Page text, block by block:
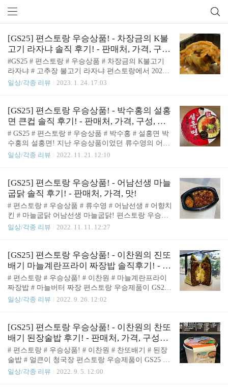
편스토랑 (17)
[GS25] 편스토랑 우승상품! - 차장금의 K불
고기 라자냐 솔직 후기! - 판매처, 가격, 구성,
조리방법, 맛
#GS25 # 편스토랑 # 우승상품 # 차장금의 K불고기
라자냐 # 고추장 불고기 라자냐 편스토랑에서 2023
년 들어 첫번째로 우승상품으로 출시된 것은! 바로
박수홍의 설홍면 이후 콘치즈 쌈장 닭갈비도 맛있게
먹었지만! 그냥 맛있게만 먹고 따로 리뷰는 하지 못
하였다가 간만에 편의점을 들렸는데 편스토랑 우승
상품으로 🤩 판매처 및 가격 편스토랑 우승제품인 차
장금의 K불고기 라자냐는 GS25에서 구매하실 수 있
습니다. K불고기 라자냐의 가격은! 4,900원입니다.
금의 K불고기 라자냐를 구매하시면 펩시 콜라를 증
정품으로 줍니다. 무료로 증정하는 기간은! 202..
일상/각종 리뷰 2023. 1. 24. 17:03
[GS25] 편스토랑 우승상품! - 박수홍의 설홍
면 큰컵 솔직 후기! - 판매처, 가격, 구성, 조
리방법, 맛
# GS25 # 편스토랑 # 우승상품 # 박수홍 # 설홍면 박
수홍의 설홍면! 지난 우승상품이었던 류수영의 어남
선생 마늘굽닭 이후 4주만에 우승상품으로 출시된
각각 출시되었습니다. 박수홍의 얼큰설렁탕라면은
설홍면이란 이름의 컵라면으로 출시가 되었습니다.
🤩 판매처 및 가격 편스토랑 우승제품인 박수홍의 설
홍면 큰컵은 GS25에서 구매하실 수 있습니다. 설홍
면 큰컵의 가격은! 1,600원입니다. 🤩 박수홍의 설홍
면 - 배트맨 콜라 또는 슈퍼맨 사이다 증정! 박수홍의
중 하나를 증정해줍니다. 🤩 박수홍의 설홍면 - 구성
박수홍의 설홍면 구성은 컵라면 용기, 컵라면 면,..
일상/각종 리뷰 2022. 11. 21. 12:10
[GS25] 편스토랑 우승상품! - 어남선생 마늘
굽닭 솔직 후기! - 판매처, 가격, 맛!
# 편스토랑 # 우승상품 # 류수영 # 어남선생 # 어향치
킨 # 마늘굽닭 어남선생 마늘굽닭! 편스토랑 우승제
품이 GS25에서 출시한 후로 8번째 출시된 상품입니
컸는데 이번에도 조금 실망한 제품입니다. 이제는 출
시된지 거의 3주가 지난 시점에 다른 편스토랑제품
과 달리 보관이 어렵고 폐기율이 높아보여 더이상 파
는 곳을 찾기가 어려워 리뷰는 너무 늦은 것 같지만!
그래도 적어보려합니다. 🤩 판매처 및 가격 편스토랑
우승제품인 류수영의 어남선생 마늘굽닭은 GS25에
은! 5,900원입니다. 🤩 어남선생 마늘굽닭 - 나랑드사
이다 증정 이벤트! 이 당시 구매해서 먹을때..
일상/각종 리뷰 2022. 11. 11. 12:27
[GS25] 편스토랑 우승상품! - 이찬원의 진또
배기 마늘계란프라이 짜장밥 솔직후기! - 판
매처, 가격, 맛! ( feat. 생수 증정 이벤트! )
# 편스토랑 # 우승상품! # 이찬원 # 마늘계란프라이
짜장밥 # 마늘버터 짜장 편스토랑 우승제품이 GS25
에서 출시한 이후로 7번째로 출시된 상품! 퇴근을 하
버터짜장밥이 삼각김밥으로 출시된 제품이었습니다.
🤩 판매처 및 가격 편스토랑 우승상품인 이찬원의 진
또배기 마늘계란프라이 짜장밥 삼각김밥은 GS25에
서 구매하실 수 있습니다. 진또배기 마늘계란프라이
짜장밥 삼각김밥의 가격은 1,700원 입니다. 🤩 진또
배기 마늘계란프라이 짜장밥 삼각김밥 - 생수 증정
일상/각종 리뷰 2022. 9. 26. 12:02
[GS25] 편스토랑 우승상품! - 이찬원의 찬또
배기 된장술밥 후기! - 판매처, 가격, 구성품,
조리방법, 맛! ( feat. 웰치스 증정 이벤트! )
# 편스토랑 # 우승상품! # 이찬원 # 찬또배기 # 된장
술밥 # 얼큰이 청국장 편스토랑 우승제품이 GS25 에
서 출시된 지 6번째 상품! 슬슬 쌀쌀해지는 요즘! 딱
일상/각종 리뷰 2022. 9. 5. 12:00